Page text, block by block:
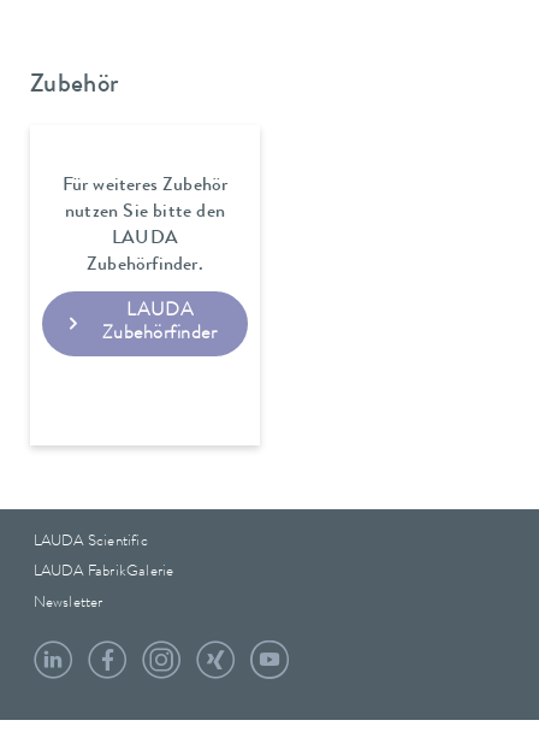
Zubehör
Für weiteres Zubehör
nutzen Sie bitte den
LAUDA
Zubehörfinder.
LAUDA
Zubehörfinder
LAUDA Scientific
LAUDA FabrikGalerie
Newsletter